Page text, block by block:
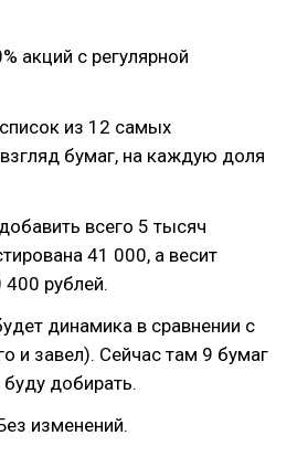
акций с регулярной
из 12 самых
бумаг, на каждую доля
всего 5 тысяч
41 000, а весит
400 рублей.
динамика в сравнении с
и завел). Сейчас там 9 бумаг
добирать.
изменений.